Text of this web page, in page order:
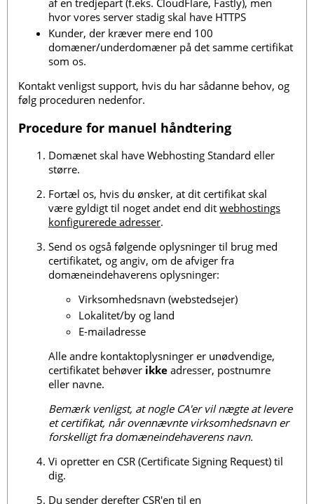
af en tredjepart (f.eks. CloudFlare, Fastly), men
hvor vores server stadig skal have HTTPS
Kunder, der kræver mere end 100
domæner/underdomæner på det samme certifikat
som os.
Kontakt venligst support, hvis du har sådanne behov, og
følg proceduren nedenfor.
Procedure for manuel håndtering
Domænet skal have Webhosting Standard eller
større.
Fortæl os, hvis du ønsker, at dit certifikat skal
være gyldigt til noget andet end dit webhostings
konfigurerede adresser.
Send os også følgende oplysninger til brug med
certifikatet, og angiv, om de afviger fra
domæneindehaverens oplysninger:
Virksomhedsnavn (webstedsejer)
Lokalitet/by og land
E-mailadresse
Alle andre kontaktoplysninger er unødvendige,
certifikatet behøver ikke adresser, postnumre
eller navne.
Bemærk venligst, at nogle CA'er vil nægte at levere
et certifikat, når ovennævnte virksomhedsnavn er
forskelligt fra domæneindehaverens navn.
Vi opretter en CSR (Certificate Signing Request) til
dig.
Du sender derefter CSR'en til en